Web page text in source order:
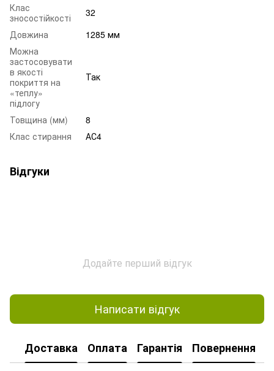
Клас
зносостійкості
32
Довжина
1285 мм
Можна
застосовувати
в якості
покриття на
«теплу»
підлогу
Так
Товщина (мм)
8
Клас стирання
АС4
Відгуки
Додайте перший відгук
Написати відгук
Доставка Оплата Гарантія Повернення